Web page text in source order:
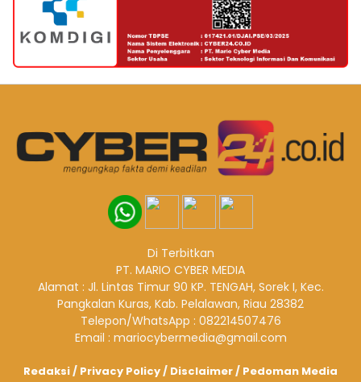
Di Terbitkan
PT. MARIO CYBER MEDIA
Alamat : Jl. Lintas Timur 90 KP. TENGAH, Sorek I, Kec.
Pangkalan Kuras, Kab. Pelalawan, Riau 28382
Telepon/WhatsApp : 082214507476
Email : mariocybermedia@gmail.com
Redaksi/ Privacy Policy/ Disclaimer/ Pedoman Media